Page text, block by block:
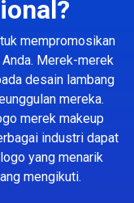
mempromosikan
Merek-merek
desain lambang
mereka.
merek makeup
industri dapat
yang menarik
mengikuti.